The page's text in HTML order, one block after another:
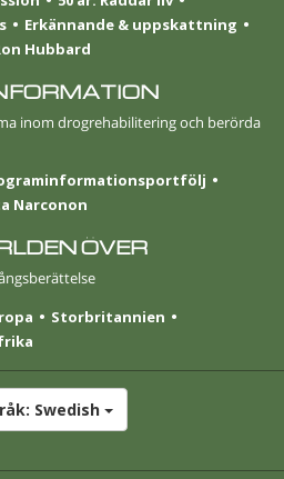
Erkännande & uppskattning
Hubbard
inom drogrehabilitering och berörda
Narconon
ÖVER
Stor­britannien
Swedish